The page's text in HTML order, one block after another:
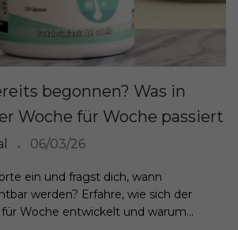
begonnen? Was in
Woche für Woche passiert
06/03/26
ein und fragst dich, wann
werden? Erfahre, wie sich der
Woche entwickelt und warum...